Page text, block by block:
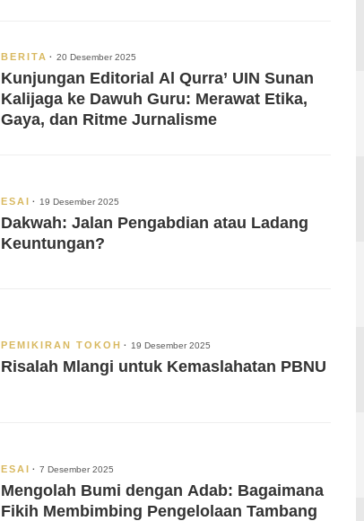
BERITA 20 Desember 2025
Kunjungan Editorial Al Qurra’ UIN Sunan
Kalijaga ke Dawuh Guru: Merawat Etika,
Gaya, dan Ritme Jurnalisme
ESAI 19 Desember 2025
Dakwah: Jalan Pengabdian atau Ladang
Keuntungan?
PEMIKIRAN TOKOH 19 Desember 2025
Risalah Mlangi untuk Kemaslahatan PBNU
ESAI 7 Desember 2025
Mengolah Bumi dengan Adab: Bagaimana
Fikih Membimbing Pengelolaan Tambang